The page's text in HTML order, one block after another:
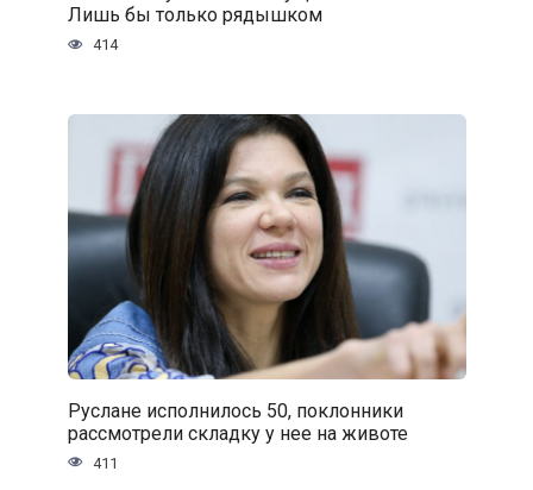
Лишь бы только рядышком
414
Руслане исполнилось 50, поклонники
рассмотрели складку у нее на животе
411